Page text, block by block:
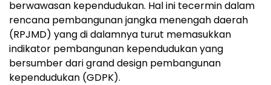
berwawasan kependudukan. Hal ini tecermin dalam
rencana pembangunan jangka menengah daerah
(RPJMD) yang di dalamnya turut memasukkan
indikator pembangunan kependudukan yang
bersumber dari grand design pembangunan
kependudukan (GDPK).